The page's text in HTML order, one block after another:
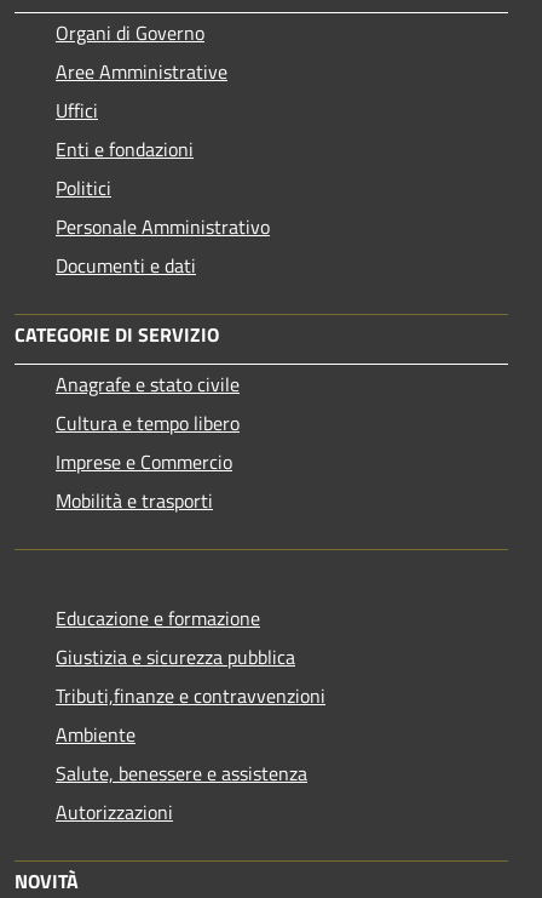
Organi di Governo
Aree Amministrative
Uffici
Enti e fondazioni
Politici
Personale Amministrativo
Documenti e dati
CATEGORIE DI SERVIZIO
Anagrafe e stato civile
Cultura e tempo libero
Imprese e Commercio
Mobilità e trasporti
Educazione e formazione
Giustizia e sicurezza pubblica
Tributi,finanze e contravvenzioni
Ambiente
Salute, benessere e assistenza
Autorizzazioni
NOVITÀ